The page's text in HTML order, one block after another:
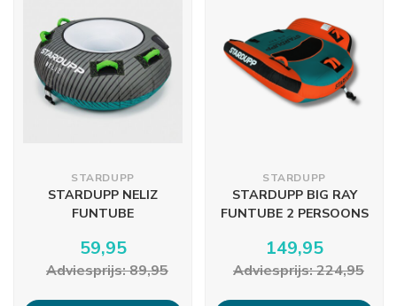
STARDUPP
STARDUPP NELIZ
FUNTUBE
59,95
Adviesprijs: 89,95
STARDUPP
STARDUPP BIG RAY
FUNTUBE 2 PERSOONS
149,95
Adviesprijs: 224,95